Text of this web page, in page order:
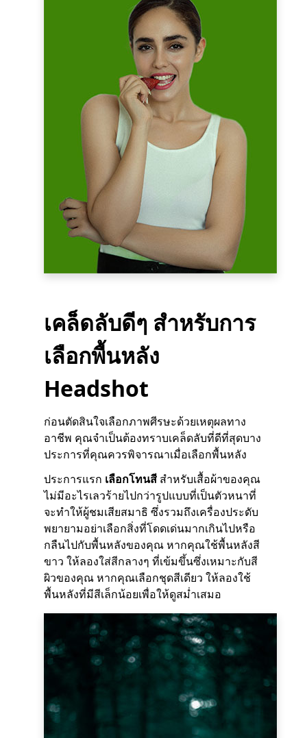
เคล็ดลับดีๆ สำหรับการ
เลือกพื้นหลัง
Headshot
ก่อนตัดสินใจเลือกภาพศีรษะด้วยเหตุผลทาง
อาชีพ คุณจำเป็นต้องทราบเคล็ดลับที่ดีที่สุดบาง
ประการที่คุณควรพิจารณาเมื่อเลือกพื้นหลัง
ประการแรก เลือกโทนสี สำหรับเสื้อผ้าของคุณ
ไม่มีอะไรเลวร้ายไปกว่ารูปแบบที่เป็นตัวหนาที่
จะทำให้ผู้ชมเสียสมาธิ ซึ่งรวมถึงเครื่องประดับ
พยายามอย่าเลือกสิ่งที่โดดเด่นมากเกินไปหรือ
กลืนไปกับพื้นหลังของคุณ หากคุณใช้พื้นหลังสี
ขาว ให้ลองใส่สีกลางๆ ที่เข้มขึ้นซึ่งเหมาะกับสี
ผิวของคุณ หากคุณเลือกชุดสีเดียว ให้ลองใช้
พื้นหลังที่มีสีเล็กน้อยเพื่อให้ดูสม่ำเสมอ